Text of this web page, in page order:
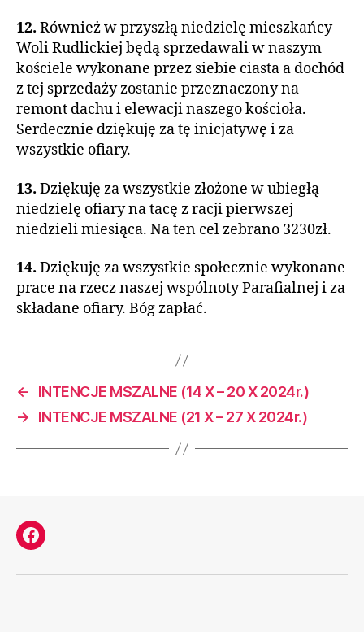
12. Również w przyszłą niedzielę mieszkańcy
Woli Rudlickiej będą sprzedawali w naszym
kościele wykonane przez siebie ciasta a dochód
z tej sprzedaży zostanie przeznaczony na
remont dachu i elewacji naszego kościoła.
Serdecznie dziękuję za tę inicjatywę i za
wszystkie ofiary.
13. Dziękuję za wszystkie złożone w ubiegłą
niedzielę ofiary na tacę z racji pierwszej
niedzieli miesiąca. Na ten cel zebrano 3230zł.
14. Dziękuję za wszystkie społecznie wykonane
prace na rzecz naszej wspólnoty Parafialnej i za
składane ofiary. Bóg zapłać.
←
INTENCJE MSZALNE (14 X – 20 X 2024r.)
→
INTENCJE MSZALNE (21 X – 27 X 2024r.)
Facebook